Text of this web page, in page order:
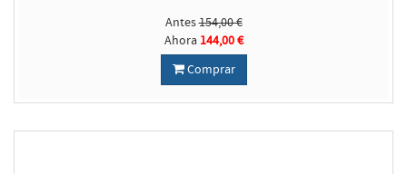
Antes154,00 €
Ahora 144,00 €
Comprar